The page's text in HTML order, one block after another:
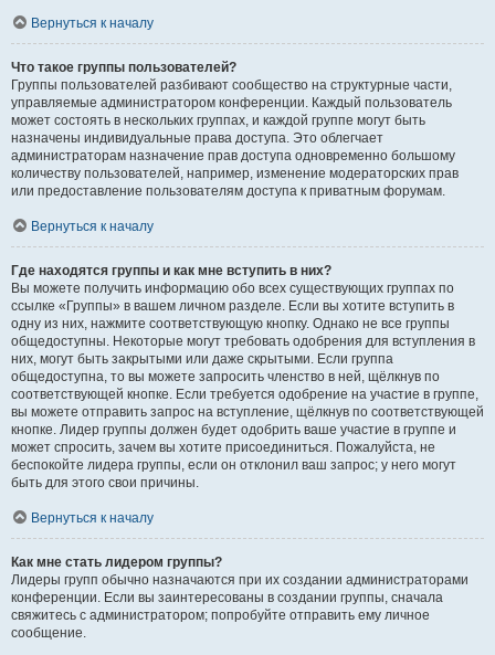
Вернуться к началу
Что такое группы пользователей?
Группы пользователей разбивают сообщество на структурные части,
управляемые администратором конференции. Каждый пользователь
может состоять в нескольких группах, и каждой группе могут быть
назначены индивидуальные права доступа. Это облегчает
администраторам назначение прав доступа одновременно большому
количеству пользователей, например, изменение модераторских прав
или предоставление пользователям доступа к приватным форумам.
Вернуться к началу
Где находятся группы и как мне вступить в них?
Вы можете получить информацию обо всех существующих группах по
ссылке «Группы» в вашем личном разделе. Если вы хотите вступить в
одну из них, нажмите соответствующую кнопку. Однако не все группы
общедоступны. Некоторые могут требовать одобрения для вступления в
них, могут быть закрытыми или даже скрытыми. Если группа
общедоступна, то вы можете запросить членство в ней, щёлкнув по
соответствующей кнопке. Если требуется одобрение на участие в группе,
вы можете отправить запрос на вступление, щёлкнув по соответствующей
кнопке. Лидер группы должен будет одобрить ваше участие в группе и
может спросить, зачем вы хотите присоединиться. Пожалуйста, не
беспокойте лидера группы, если он отклонил ваш запрос; у него могут
быть для этого свои причины.
Вернуться к началу
Как мне стать лидером группы?
Лидеры групп обычно назначаются при их создании администраторами
конференции. Если вы заинтересованы в создании группы, сначала
свяжитесь с администратором; попробуйте отправить ему личное
сообщение.